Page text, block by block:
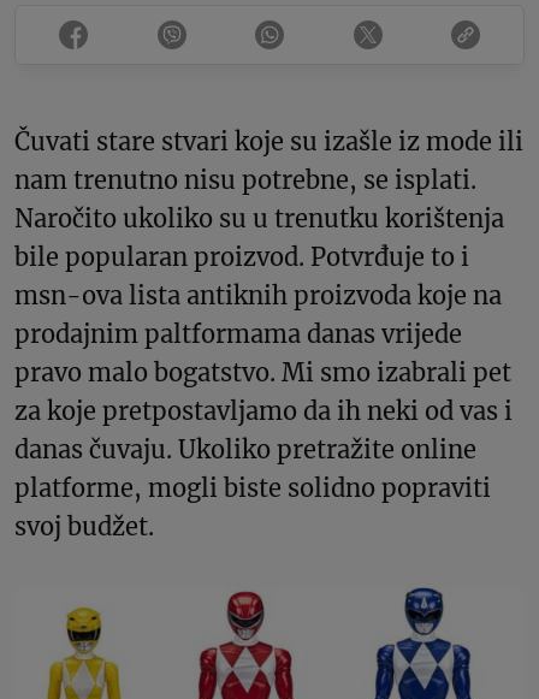
Čuvati stare stvari koje su izašle iz mode ili
nam trenutno nisu potrebne, se isplati.
Naročito ukoliko su u trenutku korištenja
bile popularan proizvod. Potvrđuje to i
msn-ova lista antiknih proizvoda koje na
prodajnim paltformama danas vrijede
pravo malo bogatstvo. Mi smo izabrali pet
za koje pretpostavljamo da ih neki od vas i
danas čuvaju. Ukoliko pretražite online
platforme, mogli biste solidno popraviti
svoj budžet.